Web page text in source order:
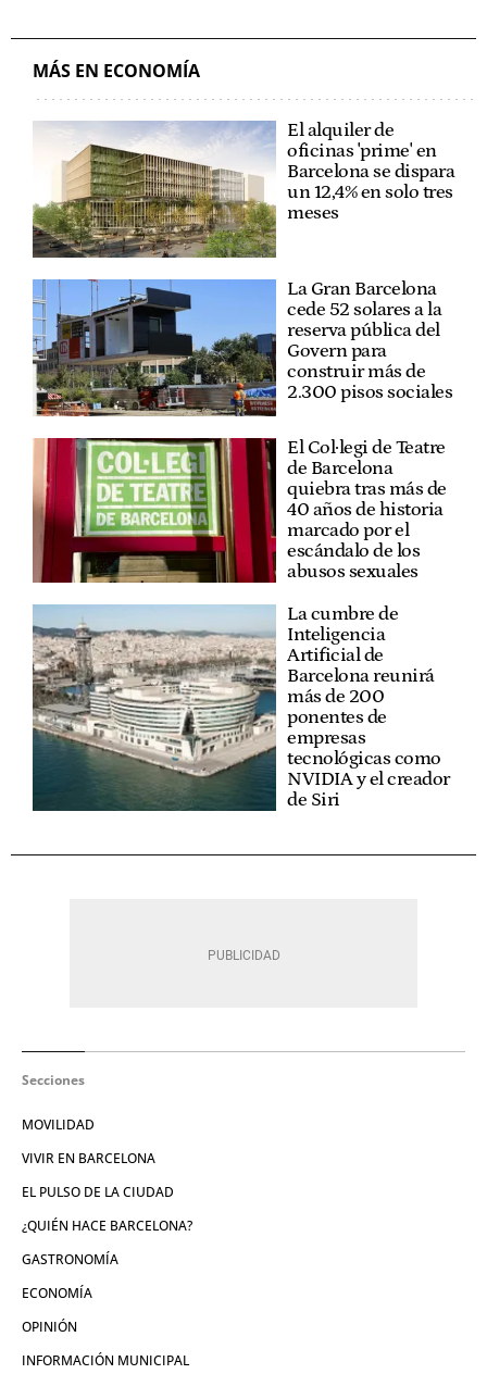
MÁS EN ECONOMÍA
El alquiler de
oficinas 'prime' en
Barcelona se dispara
un 12,4% en solo tres
meses
La Gran Barcelona
cede 52 solares a la
reserva pública del
Govern para
construir más de
2.300 pisos sociales
El Col·legi de Teatre
de Barcelona
quiebra tras más de
40 años de historia
marcado por el
escándalo de los
abusos sexuales
La cumbre de
Inteligencia
Artificial de
Barcelona reunirá
más de 200
ponentes de
empresas
tecnológicas como
NVIDIA y el creador
de Siri
Secciones
MOVILIDAD
VIVIR EN BARCELONA
EL PULSO DE LA CIUDAD
¿QUIÉN HACE BARCELONA?
GASTRONOMÍA
ECONOMÍA
OPINIÓN
INFORMACIÓN MUNICIPAL